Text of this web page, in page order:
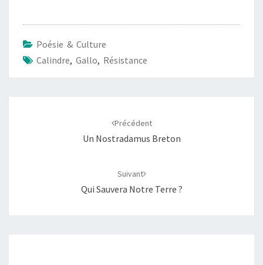
Poésie & Culture
Calindre, Gallo, Résistance
Précédent
Un Nostradamus Breton
Suivant
Qui Sauvera Notre Terre ?